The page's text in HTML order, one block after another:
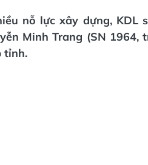
nỗ lực xây dựng,
Minh Trang (SN
tỉnh.